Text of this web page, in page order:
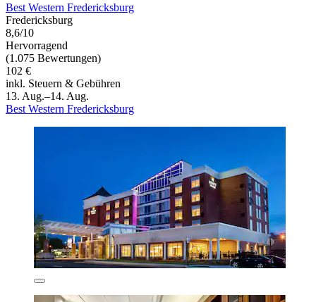
Best Western Fredericksburg
Fredericksburg
8,6/10
Hervorragend
(1.075 Bewertungen)
102 €
inkl. Steuern & Gebühren
13. Aug.–14. Aug.
Best Western Fredericksburg